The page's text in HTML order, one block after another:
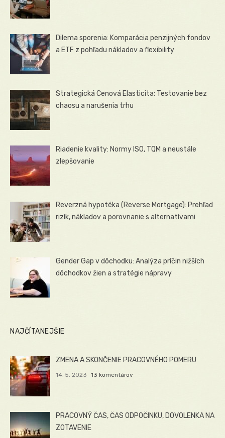
Dilema sporenia: Komparácia penzijných fondov
a ETF z pohľadu nákladov a flexibility
Strategická Cenová Elasticita: Testovanie bez
chaosu a narušenia trhu
Riadenie kvality: Normy ISO, TQM a neustále
zlepšovanie
Reverzná hypotéka (Reverse Mortgage): Prehľad
rizík, nákladov a porovnanie s alternatívami
Gender Gap v dôchodku: Analýza príčin nižších
dôchodkov žien a stratégie nápravy
NAJČÍTANEJŠIE
ZMENA A SKONČENIE PRACOVNÉHO POMERU
14. 5. 2023 13 komentárov
PRACOVNÝ ČAS, ČAS ODPOČINKU, DOVOLENKA NA
ZOTAVENIE